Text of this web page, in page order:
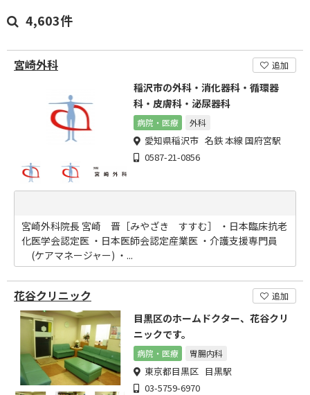
4,603件
宮崎外科 追加
稲沢市の外科・消化器科・循環器
科・皮膚科・泌尿器科
病院・医療 外科
愛知県稲沢市 名鉄 本線 国府宮駅
0587-21-0856
宮崎外科院長 宮崎 晋［みやざき すすむ］ ・日本臨床抗老
化医学会認定医 ・日本医師会認定産業医 ・介護支援専門員
(ケアマネージャー) ・...
花谷クリニック 追加
目黒区のホームドクター、花谷クリ
ニックです。
病院・医療 胃腸内科
東京都目黒区 目黒駅
03-5759-6970